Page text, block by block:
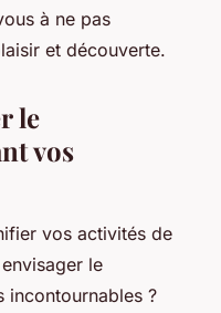
à ne pas
et découverte.
le
vos
vos activités de
le
incontournables ?